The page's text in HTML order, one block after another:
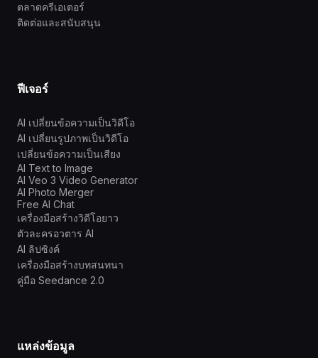
ตลาดครีเอเตอร์
ติดต่อและสนับสนุน
ฟีเจอร์
AI เปลี่ยนข้อความเป็นวิดีโอ
AI เปลี่ยนรูปภาพเป็นวิดีโอ
เปลี่ยนข้อความเป็นเสียง
AI Text to Image
AI Veo 3 Video Generator
AI Photo Merger
Free AI Chat
เครื่องมือสร้างวิดีโอยาว
ตัวละครอวตาร AI
AI ลิปซิงค์
เครื่องมือสร้างบทสนทนา
คู่มือ Seedance 2.0
แหล่งข้อมูล